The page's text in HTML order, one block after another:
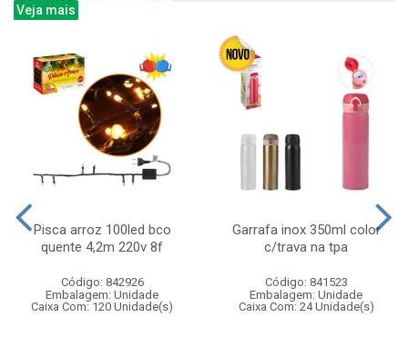
Veja mais
Pisca arroz 100led bco
quente 4,2m 220v 8f
Código: 842926
Embalagem: Unidade
Caixa Com: 120 Unidade(s)
Garrafa inox 350ml color
c/trava na tpa
Código: 841523
Embalagem: Unidade
Caixa Com: 24 Unidade(s)